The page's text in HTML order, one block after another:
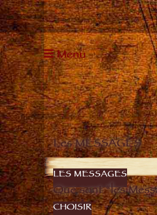
Menu
Les MESSAGES
LES MESSAGES
Que sont “les
CHOISIR